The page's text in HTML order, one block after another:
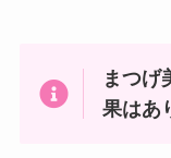
まつげ
果はあ